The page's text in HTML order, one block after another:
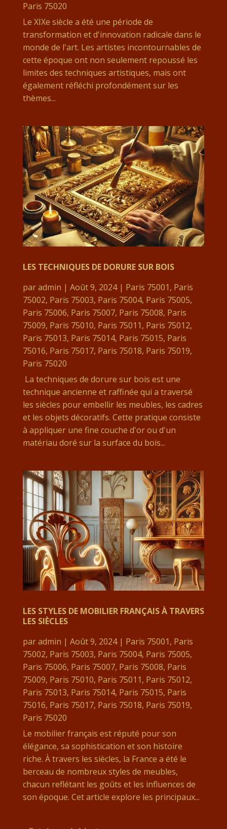
Paris 75020
Le XIXe siècle a été une période de
transformation et d'innovation radicale dans le
monde de l'art. Les artistes incontournables de
cette époque ont non seulement repoussé les
limites des techniques artistiques, mais ont
également réfléchi profondément sur les
thèmes...
LES TECHNIQUES DE DORURE SUR BOIS
paradmin | Août 9, 2024| Paris 75001, Paris
75002, Paris 75003, Paris 75004, Paris 75005,
Paris 75006, Paris 75007, Paris 75008, Paris
75009, Paris 75010, Paris 75011, Paris 75012,
Paris 75013, Paris 75014, Paris 75015, Paris
75016, Paris 75017, Paris 75018, Paris 75019,
Paris 75020
La techniques de dorure sur bois est une
technique ancienne et raffinée qui a traversé
les siècles pour embellir les meubles, les cadres
et les objets décoratifs. Cette pratique consiste
à appliquer une fine couche d'or ou d'un
matériau doré sur la surface du bois...
LES STYLES DE MOBILIER FRANÇAIS À TRAVERS
LES SIÈCLES
paradmin | Août 9, 2024| Paris 75001, Paris
75002, Paris 75003, Paris 75004, Paris 75005,
Paris 75006, Paris 75007, Paris 75008, Paris
75009, Paris 75010, Paris 75011, Paris 75012,
Paris 75013, Paris 75014, Paris 75015, Paris
75016, Paris 75017, Paris 75018, Paris 75019,
Paris 75020
Le mobilier français est réputé pour son
élégance, sa sophistication et son histoire
riche. À travers les siècles, la France a été le
berceau de nombreux styles de meubles,
chacun reflétant les goûts et les influences de
son époque. Cet article explore les principaux...